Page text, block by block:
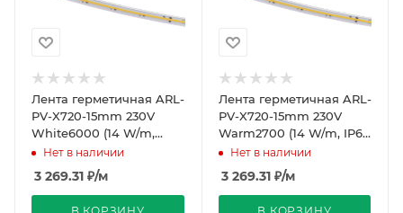
Лента герметичная ARL-
PV-X720-15mm 230V
White6000 (14 W/m,
IP65, 30m) (Arlight, -)
Нет в наличии
3 269.31 ₽/м
Лента герметичная ARL-
PV-X720-15mm 230V
Warm2700 (14 W/m, IP65,
10m) (Arlight, -)
Нет в наличии
3 269.31₽/м